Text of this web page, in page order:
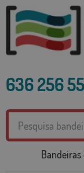
636 256